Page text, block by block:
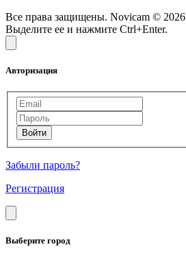
Все права защищены. Novicam ©
Выделите ее и нажмите Ctrl+Enter.
Авторизация
Забыли пароль?
Регистрация
Выберите город